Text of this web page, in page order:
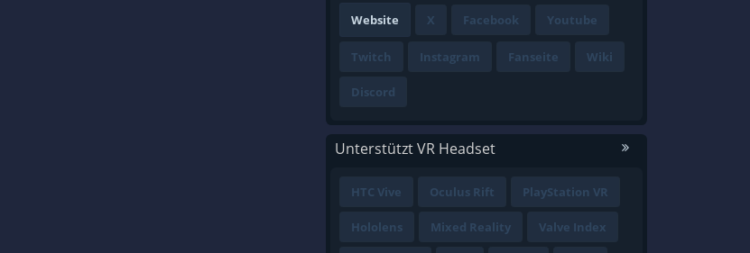
Website X Facebook Youtube
Twitch Instagram Fanseite Wiki
Discord
Unterstützt VR Headset
HTC Vive Oculus Rift PlayStation VR
Hololens Mixed Reality Valve Index